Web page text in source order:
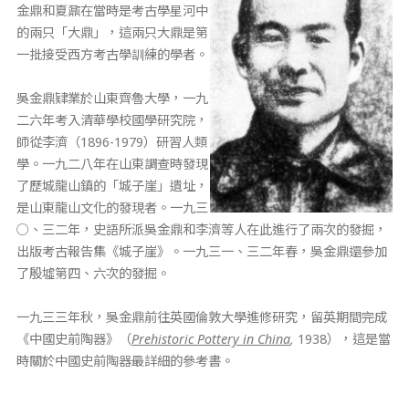
金鼎和夏鼐在當時是考古學星河中
的兩只「大鼎」，這兩只大鼎是第
一批接受西方考古學訓練的學者。
吳金鼎肄業於山東齊魯大學，一九
二六年考入清華學校國學研究院，
師從李濟（1896-1979）研習人類
學。一九二八年在山東調查時發現
了歷城龍山鎮的「城子崖」遺址，
是山東龍山文化的發現者。一九三
○、三二年，史語所派吳金鼎和李濟等人在此進行了兩次的發掘，
出版考古報告集《城子崖》。一九三一、三二年春，吳金鼎還參加
了殷墟第四、六次的發掘。
一九三三年秋，吳金鼎前往英國倫敦大學進修研究，留英期間完成
《中國史前陶器》（Prehistoric Pottery in China, 1938），這是當
時關於中國史前陶器最詳細的參考書。